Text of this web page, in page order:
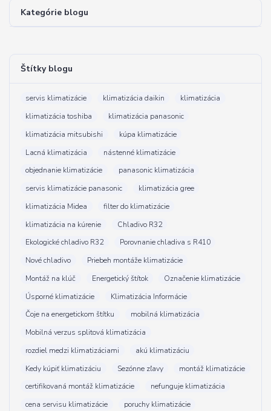
Kategórie blogu
Štítky blogu
servis klimatizácie klimatizácia daikin
klimatizácia
klimatizácia toshiba
klimatizácia panasonic
klimatizácia mitsubishi
kúpa klimatizácie
Lacná klimatizácia
nástenné klimatizácie
objednanie klimatizácie
panasonic klimatizácia
servis klimatizácie panasonic
klimatizácia gree
klimatizácia Midea
filter do klimatizácie
klimatizácia na kúrenie
Chladivo R32
Ekologické chladivo R32
Porovnanie chladiva s R410
Nové chladivo
Priebeh montáže klimatizácie
Montáž na klúč
Energetický štítok
Označenie klimatizácie
Úsporné klimatizácie
Klimatizácia Informácie
Čoje na energetickom štítku
mobilná klimatizácia
Mobilná verzus splitová klimatizácia
rozdiel medzi klimatizáciami
akú klimatizáciu
Kedy kúpiť klimatizáciu
Sezónne zľavy
montáž klimatizácie
certifikovaná montáž klimatizácie
nefunguje klimatizácia
cena servisu klimatizácie
poruchy klimatizácie